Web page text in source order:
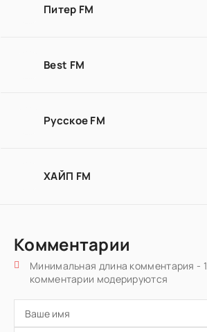
Питер FM
Best FM
Русское FM
ХАЙП FM
Комментарии
Минимальная длина комментария -
комментарии модерируются